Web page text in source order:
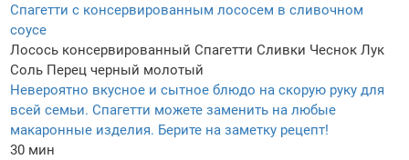
Спагетти с консервированным лососем в сливочном
соусе
Лосось консервированный Спагетти Сливки Чеснок Лук
Соль Перец черный молотый
Невероятно вкусное и сытное блюдо на скорую руку для
всей семьи. Спагетти можете заменить на любые
макаронные изделия. Берите на заметку рецепт!
30 мин